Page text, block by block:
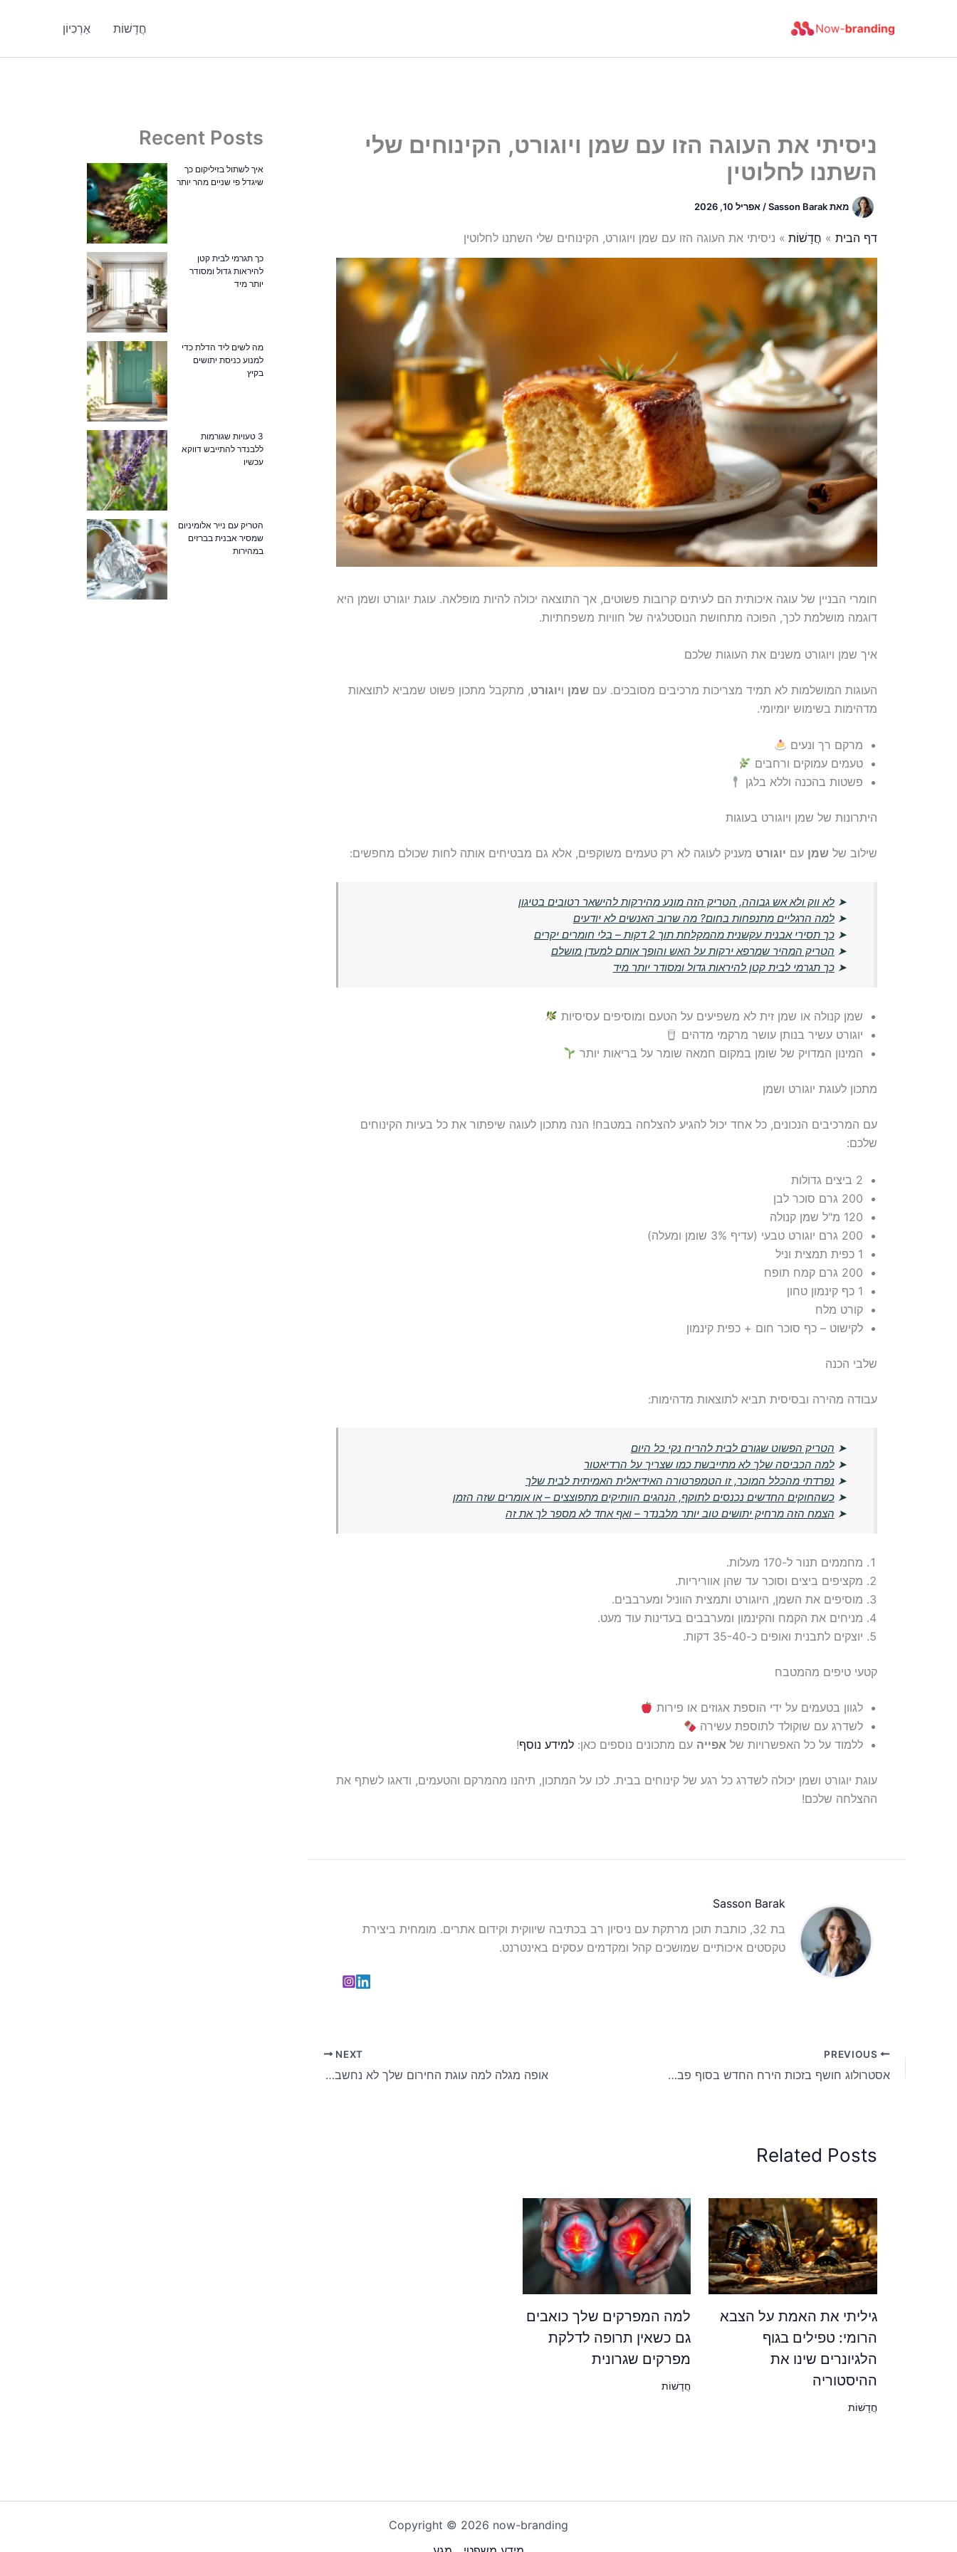
חֲדָשׁוֹת אַרְכִיוֹן
ניסיתי את העוגה הזו עם שמן ויוגורט, הקינוחים שלי
השתנו לחלוטין
מאתSasson Barak
/ אפריל 10, 2026
דף הבית חֲדָשׁוֹת ניסיתי את העוגה הזו עם שמן ויוגורט, הקינוחים שלי השתנו לחלוטין
חומרי הבניין של עוגה איכותית הם לעיתים קרובות פשוטים, אך התוצאה יכולה להיות מופלאה. עוגת יוגורט ושמן היא
דוגמה מושלמת לכך, הפוכה מתחושת הנוסטלגיה של חוויות משפחתיות.
איך שמן ויוגורט משנים את העוגות שלכם
העוגות המושלמות לא תמיד מצריכות מרכיבים מסובכים. עם שמן ויוגורט, מתקבל מתכון פשוט שמביא לתוצאות
מדהימות בשימוש יומיומי.
מרקם רך ונעים
טעמים עמוקים ורחבים
פשטות בהכנה וללא בלגן
היתרונות של שמן ויוגורט בעוגות
שילוב של שמן עם יוגורט מעניק לעוגה לא רק טעמים משוקפים, אלא גם מבטיחים אותה לחות שכולם מחפשים:
➤לא ווק ולא אש גבוהה, הטריק הזה מונע מהירקות להישאר רטובים בטיגון
➤למה הרגליים מתנפחות בחום? מה שרוב האנשים לא יודעים
➤כך תסירי אבנית עקשנית מהמקלחת תוך 2 דקות – בלי חומרים יקרים
➤ הטריק המהיר שמרפא ירקות על האש והופך אותם למעדן מושלם
➤כך תגרמי לבית קטן להיראות גדול ומסודר יותר מיד
שמן קנולה או שמן זית לא משפיעים על הטעם ומוסיפים עסיסיות
יוגורט עשיר בנותן עושר מרקמי מדהים
המינון המדויק של שומן במקום חמאה שומר על בריאות יותר
מתכון לעוגת יוגורט ושמן
עם המרכיבים הנכונים, כל אחד יכול להגיע להצלחה במטבח! הנה מתכון לעוגה שיפתור את כל בעיות הקינוחים
שלכם:
2 ביצים גדולות
200 גרם סוכר לבן
120 מ"ל שמן קנולה
200 גרם יוגורט טבעי (עדיף 3% שומן ומעלה)
1 כפית תמצית וניל
200 גרם קמח תופח
1 כף קינמון טחון
קורט מלח
לקישוט – כף סוכר חום + כפית קינמון
שלבי הכנה
עבודה מהירה ובסיסית תביא לתוצאות מדהימות:
➤ הטריק הפשוט שגורם לבית להריח נקי כל היום
➤למה הכביסה שלך לא מתייבשת כמו שצריך על הרדיאטור
➤ נפרדתי מהכלל המוכר, זו הטמפרטורה האידיאלית האמיתית לבית שלך
➤כשהחוקים החדשים נכנסים לתוקף, הנהגים הוותיקים מתפוצצים – או אומרים שזה הזמן
➤ הצמח הזה מרחיק יתושים טוב יותר מלבנדר – ואף אחד לא מספר לך את זה
מחממים תנור ל-170 מעלות.
מקציפים ביצים וסוכר עד שהן אווריריות.
מוסיפים את השמן, היוגורט ותמצית הווניל ומערבבים.
מניחים את הקמח והקינמון ומערבבים בעדינות עוד מעט.
יוצקים לתבנית ואופים כ-35-40 דקות.
קטעי טיפים מהמטבח
לגוון בטעמים על ידי הוספת אגוזים או פירות
לשדרג עם שוקולד לתוספת עשירה
ללמוד על כל האפשרויות של אפייה עם מתכונים נוספים כאן: למידע נוסף!
עוגת יוגורט ושמן יכולה לשדרג כל רגע של קינוחים בבית. לכו על המתכון, תיהנו מהמרקם והטעמים, ודאגו לשתף את
ההצלחה שלכם!
Sasson Barak
בת 32, כותבת תוכן מרתקת עם ניסיון רב בכתיבה שיווקית וקידום אתרים. מומחית ביצירת
טקסטים איכותיים שמושכים קהל ומקדמים עסקים באינטרנט.
אסטרולוג חושף בזכות הירח החדש בסוף פברואר שני מזלות ירוויחו הרבה כסף
NEXT
אופה מגלה למה עוגת החירום שלך לא נחשבת לקינוח אמיתי בעיני כולם
Related Posts
גיליתי את האמת על הצבא
הרומי: טפילים בגוף
הלגיונרים שינו את
ההיסטוריה
חֲדָשׁוֹת
למה המפרקים שלך כואבים
גם כשאין תרופה לדלקת
מפרקים שגרונית
חֲדָשׁוֹת
Recent Posts
איך לשתול בזיליקום כך
שיגדל פי שניים מהר יותר
כך תגרמי לבית קטן
להיראות גדול ומסודר
יותר מיד
מה לשים ליד הדלת כדי
למנוע כניסת יתושים
בקיץ
3 טעויות שגורמות
ללבנדר להתייבש דווקא
עכשיו
הטריק עם נייר אלומיניום
שמסיר אבנית בברזים
במהירות
Copyright © 2026 now-branding